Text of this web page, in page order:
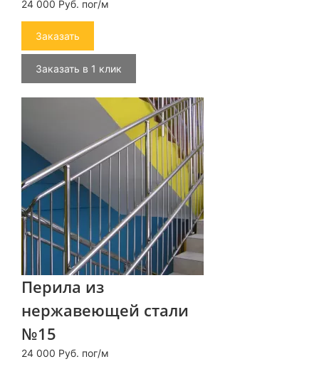
24 000 Руб. пог/м
Заказать
Заказать в 1 клик
Перила из
нержавеющей стали
№15
24 000 Руб. пог/м